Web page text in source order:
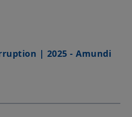
| 2025 - Amundi